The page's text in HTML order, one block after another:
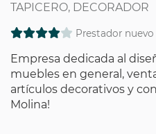
TAPICERO, DECORADOR
Prestador nuevo
Empresa dedicada al
muebles en general,
artículos decorativos y
Molina!